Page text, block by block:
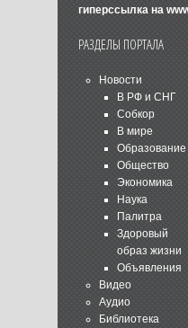
гиперссылка на
РАЗДЕЛЫ ПОРТАЛА
Новости
В РФ и СНГ
Собкор
В мире
Образование
Общество
Экономика
Наука
Палитра
Здоровый
образ жизни
Объявления
Видео
Аудио
Библиотека